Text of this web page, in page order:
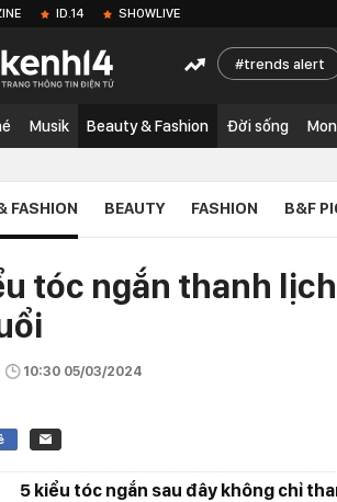
ID.14 SHOWLIVE
trends alert
Musik Beauty & Fashion Đời sống
FASHION BEAUTY FASHION B&F
tóc ngắn thanh
10:30 05/03/2024
5 kiểu tóc ngắn sau đây không chỉ